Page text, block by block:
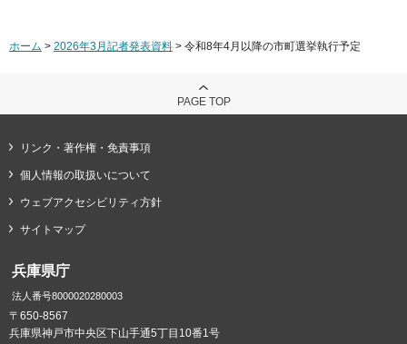
ホーム > 2026年3月記者発表資料 > 令和8年4月以降の市町選挙執行予定
PAGE TOP
リンク・著作権・免責事項
個人情報の取扱いについて
ウェブアクセシビリティ方針
サイトマップ
兵庫県庁
法人番号8000020280003
〒650-8567
兵庫県神戸市中央区下山手通5丁目10番1号